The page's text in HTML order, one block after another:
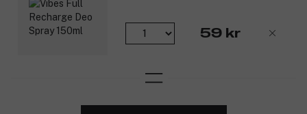
59 kr